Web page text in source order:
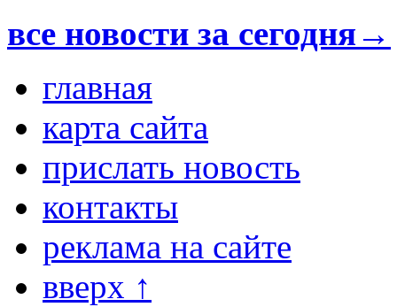
все новости за сегодня→
главная
карта сайта
прислать новость
контакты
реклама на сайте
вверх ↑